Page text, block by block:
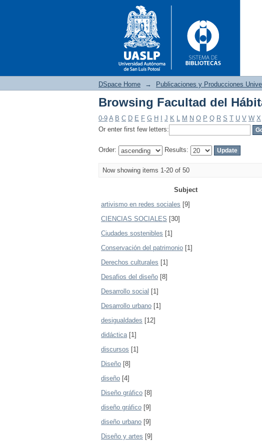
Browsing Facultad del
DSpace Home → Publicaciones y Producciones
Browsing Facultad del
0-9 A B C D E F G H J K L M N O P Q R S T U V W X
Or enter first few letters:
Order: Results:
Now showing items 1-20 of 50
Subject
artivismo en redes sociales [9]
CIENCIAS SOCIALES [30]
Ciudades sostenibles [1]
Conservación del patrimonio [1]
Derechos culturales [1]
Desafios del diseño [8]
Desarrollo social [1]
Desarrollo urbano [1]
desigualdades [12]
didáctica[1]
discursos [1]
Diseño [8]
diseño [4]
Diseño gráfico [8]
diseño gráfico [9]
diseño urbano [9]
Diseño y artes [9]